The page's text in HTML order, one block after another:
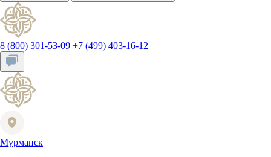
8 (800) 301-53-09 +7 (499) 403-16-12
Мурманск